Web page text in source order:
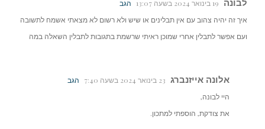
19 בינואר 2024 בשעה 13:07
הגב
איך זה יהיה צהוב עם אין תבלינים או שיש ולא רשום לא מצאתי אשמח לתשובה
ועם אפשר לתבלין אחרי שמוכן ראיתי שרשמת בתגובות לתבלין השאלה במה
אלונה אייזנברג 23 בינואר 2024 בשעה 7:40
הגב
היי לבונה,
את צודקת, הוספתי למתכון.